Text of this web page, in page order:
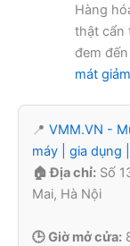
Hàng
thật cẩn
đem
mát
📍 VMM.VN -
máy | gia dụng
🏠 Địa chỉ: Số
Mai, Hà Nội
🕒 Giờ mở cửa: